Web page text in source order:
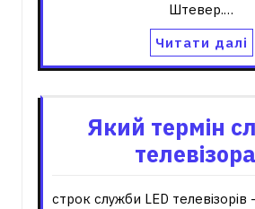
Штевер.…
Читати далі
Який термін
строк служби LED